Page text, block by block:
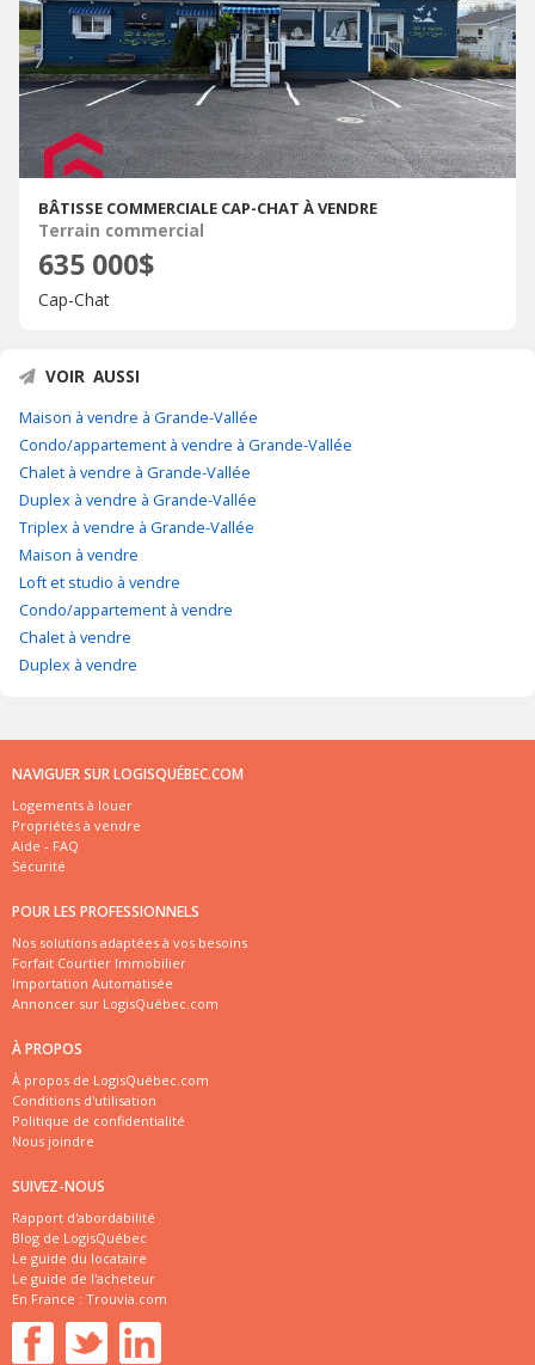
BÂTISSE COMMERCIALE CAP-CHAT À VENDRE
Terrain commercial
635 000$
Cap-Chat
VOIR AUSSI
Maison à vendre à Grande-Vallée
Condo/appartement à vendre à Grande-Vallée
Chalet à vendre à Grande-Vallée
Duplex à vendre à Grande-Vallée
Triplex à vendre à Grande-Vallée
Maison à vendre
Loft et studio à vendre
Condo/appartement à vendre
Chalet à vendre
Duplex à vendre
NAVIGUER SUR LOGISQUÉBEC.COM
Logements à louer
Propriétés à vendre
Aide - FAQ
Sécurité
POUR LES PROFESSIONNELS
Nos solutions adaptées à vos besoins
Forfait Courtier Immobilier
Importation Automatisée
Annoncer sur LogisQuébec.com
À PROPOS
À propos de LogisQuébec.com
Conditions d'utilisation
Politique de confidentialité
Nous joindre
SUIVEZ-NOUS
Rapport d'abordabilité
Blog de LogisQuébec
Le guide du locataire
Le guide de l'acheteur
En France : Trouvia.com